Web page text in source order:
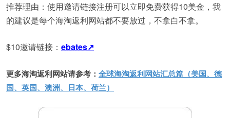
推荐理由：使用邀请链接注册可以立即免费获得10美金，我
的建议是每个海淘返利网站都不要放过，不拿白不拿。
$10邀请链接： ebates↗
更多海淘返利网站请参考： 全球海淘返利网站汇总篇（美国、德
国、英国、澳洲、日本、荷兰）